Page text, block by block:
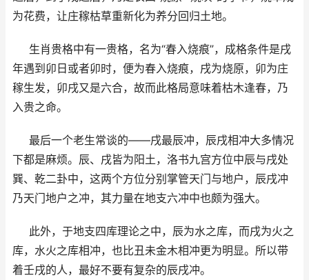
为花费，让庄稼枯草重新化为养分回归土地。
生肖贵格中有一贵格，名为“春入烧痕”，成格条件是戌
年遇到卯日或者卯时，便为春入烧痕，戌为烧原，卯为庄
稼生发，卯戌又是六合，故而此格局意味着枯木逢春，乃
入贵之命。
最后一个老生常谈的——戌最辰冲，辰戌相冲大多情况
下都是麻烦。辰、戌皆为阳土，洛书九宫方位中辰与戌处
巽、乾二卦中，这两个方位分别掌管天门与地户，辰戌冲
乃天门地户之冲，其力量在地支六冲中也颇为强大。
此外，于地支四库理论之中，辰为水之库，而戌为火之
库，水火之库相冲，也比丑未金木相冲更为明显。所以带
着壬戌的人，最好不要有复杂的辰戌冲。